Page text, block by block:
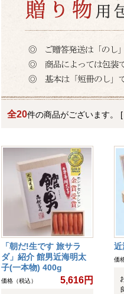
全20件の商品がございます。
「朝だ!生です 旅サラ
ダ」紹介 館男近海明太
子(一本物) 400g
価格（税込） 5,616円
近
価